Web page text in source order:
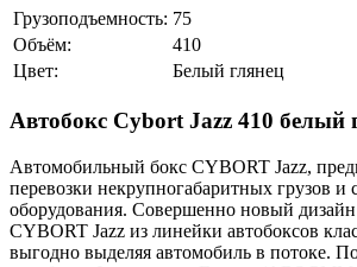
Грузоподъемность: 75
Объём:
410
Цвет:
Белый глянец
Автобокс Cybort Jazz 410 белый
Автомобильный бокс CYBORT Jazz,
перевозки некрупногабаритных грузов и
оборудования. Совершенно новый дизайн
CYBORT Jazz из линейки автобоксов
выгодно выделяя автомобиль в потоке.